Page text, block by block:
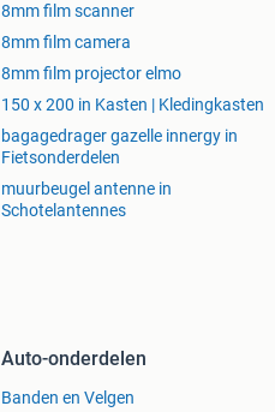
8mm film scanner
8mm film camera
8mm film projector elmo
150 x 200 in Kasten | Kledingkasten
bagagedrager gazelle innergy in
Fietsonderdelen
muurbeugel antenne in
Schotelantennes
Auto-onderdelen
Banden en Velgen